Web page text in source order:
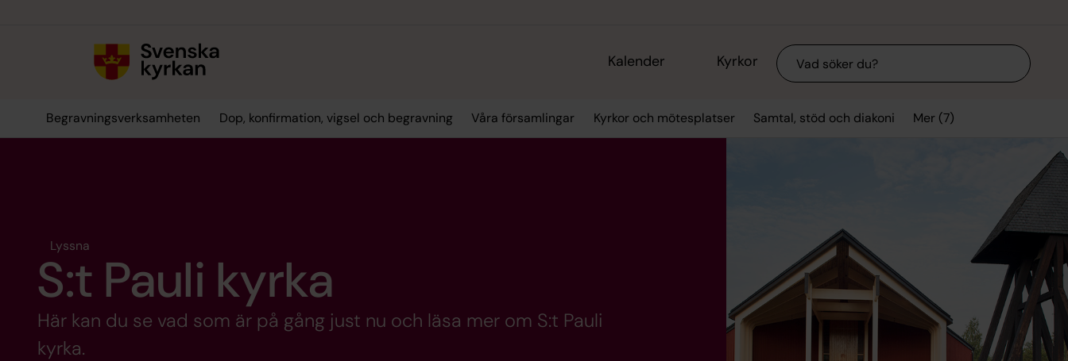
Kalender Kyrkor Sök
Begravningsverksamheten Dop, konfirmation, vigsel och begravning Våra församlingar Kyrkor och mötesplatser Samtal, stöd och diakoni Mer (7)
Lyssna
S:t Pauli kyrka
Här kan du se vad som är på gång just nu och läsa mer om S:t Pauli
kyrka.